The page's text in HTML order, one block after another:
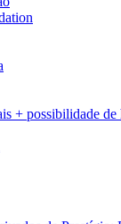
+ possibilidade